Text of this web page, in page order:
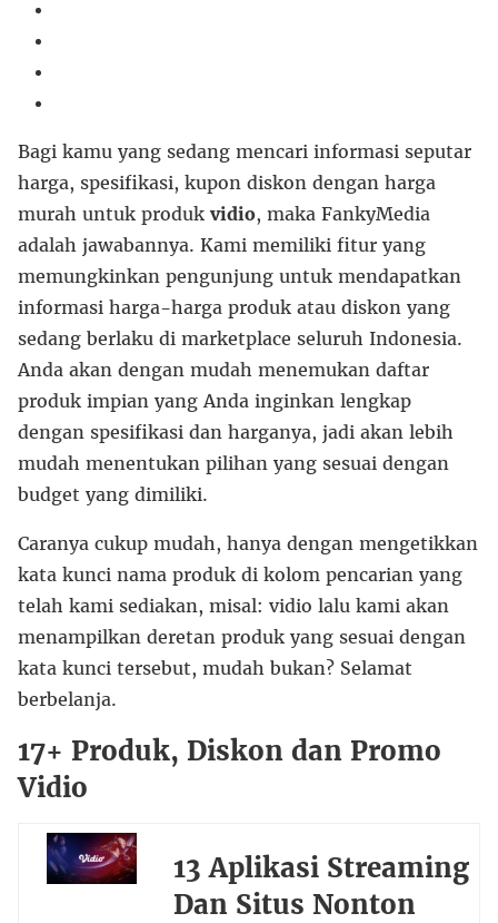
Bagi kamu yang sedang mencari informasi seputar
harga, spesifikasi, kupon diskon dengan harga
murah untuk produkvidio, maka FankyMedia
adalah jawabannya. Kami memiliki fitur yang
memungkinkan pengunjung untuk mendapatkan
informasi harga-harga produk atau diskon yang
sedang berlaku di marketplace seluruh Indonesia.
Anda akan dengan mudah menemukan daftar
produk impian yang Anda inginkan lengkap
dengan spesifikasi dan harganya, jadi akan lebih
mudah menentukan pilihan yang sesuai dengan
budget yang dimiliki.
Caranya cukup mudah, hanya dengan mengetikkan
kata kunci nama produk di kolom pencarian yang
telah kami sediakan, misal: vidio lalu kami akan
menampilkan deretan produk yang sesuai dengan
kata kunci tersebut, mudah bukan? Selamat
berbelanja.
17+ Produk, Diskon dan Promo
Vidio
13 Aplikasi Streaming
Dan Situs Nonton